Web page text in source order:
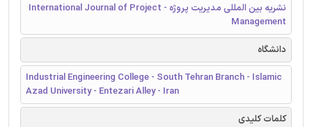
نشریه بین المللی مدیریت پروژه - International Journal of Project
Management
دانشگاه
Industrial Engineering College - South Tehran Branch - Islamic
Azad University - Entezari Alley - Iran
کلمات کلیدی